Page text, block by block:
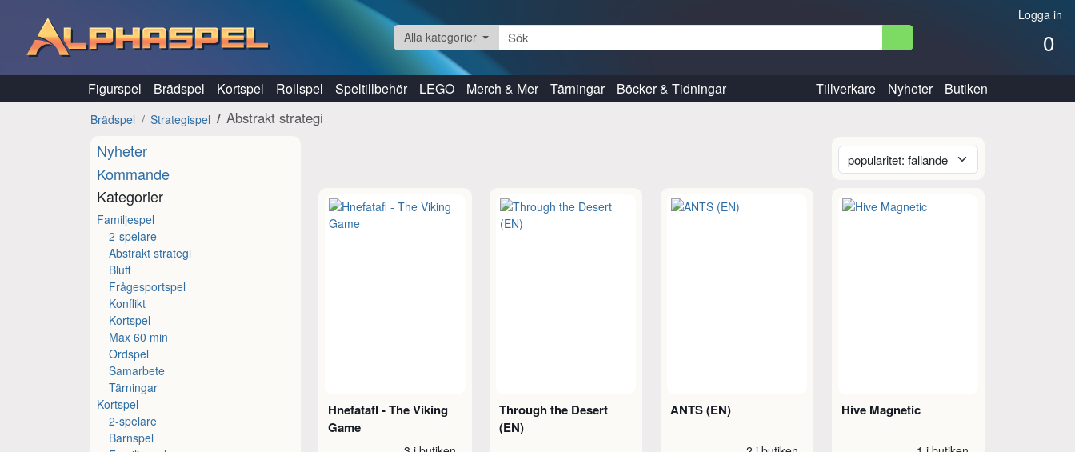
Logga in
0
Alla kategorier
Figurspel Brädspel Kortspel Rollspel Speltillbehör LEGO Merch & Mer Tärningar Böcker & Tidningar Tillverkare Nyheter Butiken
Brädspel Strategispel Abstrakt strategi
Nyheter
Kommande
Kategorier
Familjespel
2-spelare
Abstrakt strategi
Bluff
Frågesportspel
Konflikt
Kortspel
Max 60 min
Ordspel
Samarbete
Tärningar
Kortspel
2-spelare
Barnspel
Hnefatafl - The Viking
Game
Through the Desert
(EN)
ANTS (EN) Hive Magnetic